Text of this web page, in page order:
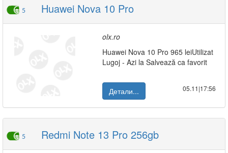
5 Huawei Nova 10 Pro
olx.ro
Huawei Nova 10 Pro 965 leiUtilizat
Lugoj - Azi la Salvează ca favorit
Детали... 05.11|17:56
5 Redmi Note 13 Pro 256gb